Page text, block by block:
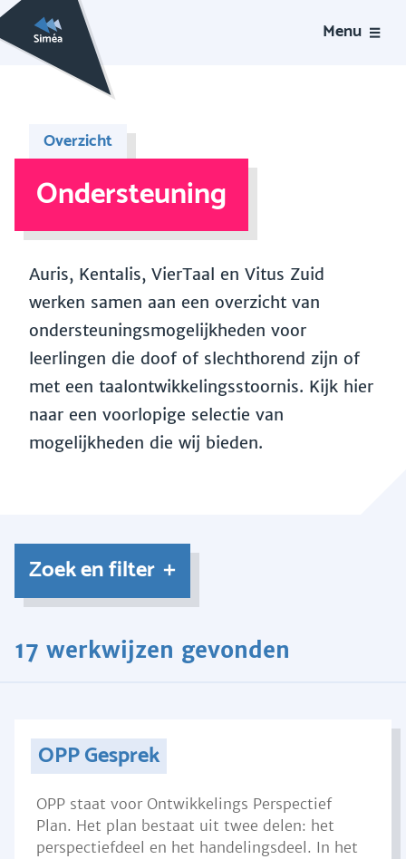
Menu
Overzicht
Ondersteuning
Auris, Kentalis, VierTaal en Vitus Zuid
werken samen aan een overzicht van
ondersteuningsmogelijkheden voor
leerlingen die doof of slechthorend zijn of
met een taalontwikkelingsstoornis. Kijk hier
naar een voorlopige selectie van
mogelijkheden die wij bieden.
Zoek en filter
17 werkwijzen gevonden
OPP Gesprek
OPP staat voor Ontwikkelings Perspectief
Plan. Het plan bestaat uit twee delen: het
perspectiefdeel en het handelingsdeel. In het